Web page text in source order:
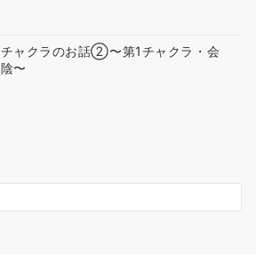
チャクラのお話②〜第1チャクラ・会
陰〜